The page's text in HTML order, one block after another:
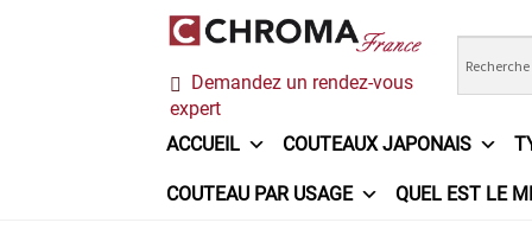
Aller
à
la
navigation
Aller
au
contenu
Demandez un rendez-vous
expert
ACCUEIL COUTEAUX JAPONAIS
COUTEAU PAR USAGE QUEL EST LE